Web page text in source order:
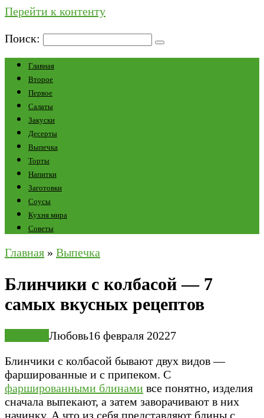
Перейти к контенту
Поиск:
Главная
Второе
Первое
Салаты
Закуски
Десерты
Выпечка
Торты
Напитки
Заготовки
Соусы
Кухня мира
Советы
Главная » Выпечка
Блинчики с колбасой — 7
самых вкусных рецептов
Любовь16 февраля 20227
Блинчики с колбасой бывают двух видов —
фаршированные и с припеком. С
фаршированными блинами все понятно, изделия
сначала выпекают, а затем заворачивают в них
начинку. А что из себя представляют блины с